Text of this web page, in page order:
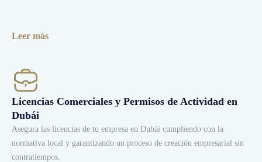
Leer más
Licencias Comerciales y Permisos de Actividad en
Dubái
Asegura las licencias de tu empresa en Dubái cumpliendo con la
normativa local y garantizando un proceso de creación empresarial sin
contratiempos.